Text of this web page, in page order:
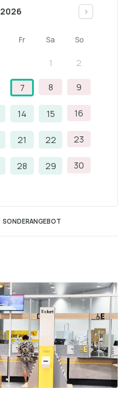
>
Fr Sa So
1 2
7 8 9
14 15 16
21 22 23
28 29 30
SONDERANGEBOT